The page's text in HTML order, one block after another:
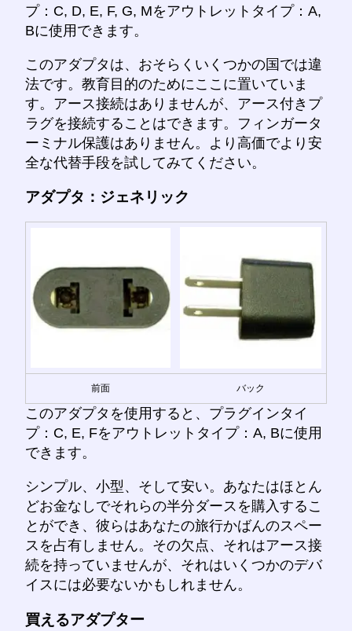
プ：C, D, E, F, G, Mをアウトレットタイプ：A,
Bに使用できます。
このアダプタは、おそらくいくつかの国では違
法です。教育目的のためにここに置いていま
す。アース接続はありませんが、アース付きプ
ラグを接続することはできます。フィンガータ
ーミナル保護はありません。より高価でより安
全な代替手段を試してみてください。
アダプタ：ジェネリック
前面 バック
このアダプタを使用すると、プラグインタイ
プ：C, E, Fをアウトレットタイプ：A, Bに使用
できます。
シンプル、小型、そして安い。あなたはほとん
どお金なしでそれらの半分ダースを購入するこ
とができ、彼らはあなたの旅行かばんのスペー
スを占有しません。その欠点、それはアース接
続を持っていませんが、それはいくつかのデバ
イスには必要ないかもしれません。
買えるアダプター